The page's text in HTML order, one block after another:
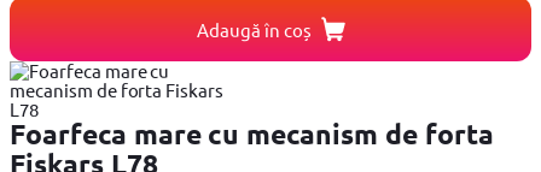
Adaugă în coș
Foarfeca mare cu mecanism de forta
Fiskars L78